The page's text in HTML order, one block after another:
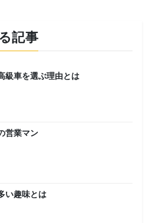
記事
級車を選ぶ理由とは
営業マン
い趣味とは